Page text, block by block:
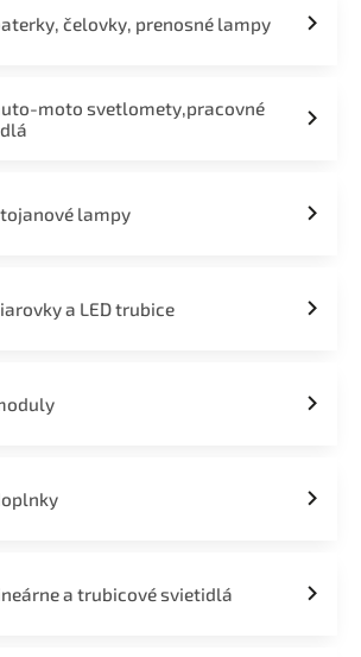
čelovky, prenosné lampy
moto svetlomety,pracovné
lampy
a LED trubice
a trubicové svietidlá